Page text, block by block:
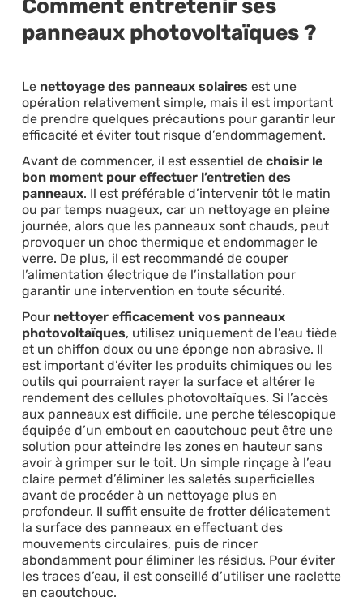
Comment entretenir ses
panneaux photovoltaïques ?
Le nettoyage des panneaux solaires est une
opération relativement simple, mais il est important
de prendre quelques précautions pour garantir leur
efficacité et éviter tout risque d’endommagement.
Avant de commencer, il est essentiel de choisir le
bon moment pour effectuer l’entretien des
panneaux. Il est préférable d’intervenir tôt le matin
ou par temps nuageux, car un nettoyage en pleine
journée, alors que les panneaux sont chauds, peut
provoquer un choc thermique et endommager le
verre. De plus, il est recommandé de couper
l’alimentation électrique de l’installation pour
garantir une intervention en toute sécurité.
Pour nettoyer efficacement vos panneaux
photovoltaïques, utilisez uniquement de l’eau tiède
et un chiffon doux ou une éponge non abrasive. Il
est important d’éviter les produits chimiques ou les
outils qui pourraient rayer la surface et altérer le
rendement des cellules photovoltaïques. Si l’accès
aux panneaux est difficile, une perche télescopique
équipée d’un embout en caoutchouc peut être une
solution pour atteindre les zones en hauteur sans
avoir à grimper sur le toit. Un simple rinçage à l’eau
claire permet d’éliminer les saletés superficielles
avant de procéder à un nettoyage plus en
profondeur. Il suffit ensuite de frotter délicatement
la surface des panneaux en effectuant des
mouvements circulaires, puis de rincer
abondamment pour éliminer les résidus. Pour éviter
les traces d’eau, il est conseillé d’utiliser une raclette
en caoutchouc.